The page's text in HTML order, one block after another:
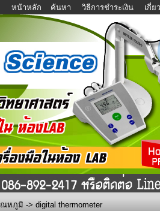
หน้าหลัก ค้นหา วิธีการชำระเงิน เกี่ย
ณหภูมิ -> digital thermometer